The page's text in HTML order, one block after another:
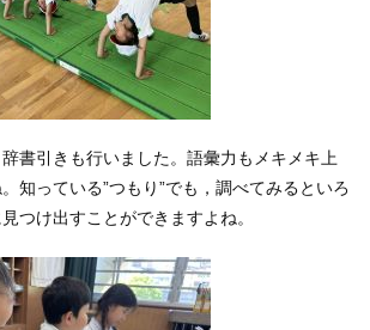
書引きも行いました。語彙力もメキメキ上
知っている”つもり”でも，調べてみるといろ
つけ出すことができますよね。